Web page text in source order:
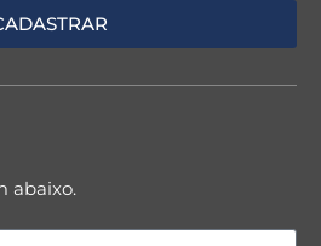
abaixo.